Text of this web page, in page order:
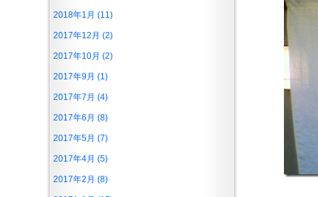
2018年1月 (11)
2017年12月 (2)
2017年10月 (2)
2017年9月 (1)
2017年7月 (4)
2017年6月 (8)
2017年5月 (7)
2017年4月 (5)
2017年2月 (8)